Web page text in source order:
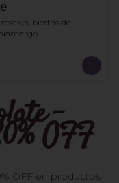
cubiertas de
-
OFF
OFF en productos